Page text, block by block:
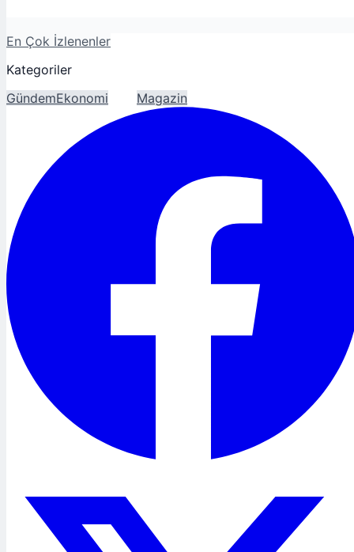
En Çok İzlenenler
Kategoriler
GündemEkonomi Magazin